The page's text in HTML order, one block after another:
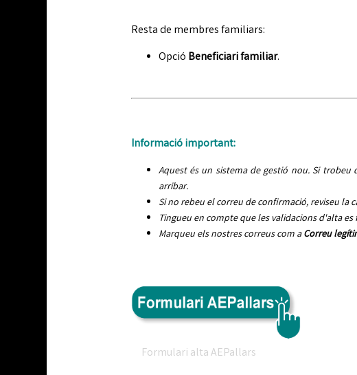
Resta de membres familiars:
Opció Beneficiari familiar.
Informació important:
Aquest és un sistema de gestió nou. Si
arribar.
Si no rebeu el correu de confirmació, reviseu la
Tingueu en compte que les validacions d'alta
Marqueu els nostres correus com aCorreu
Formulari alta AEPallars